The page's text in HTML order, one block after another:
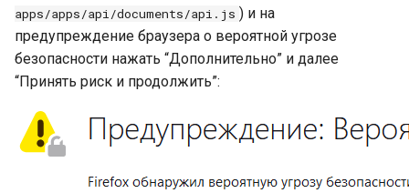
apps/apps/api/documents/api.js ) и на
предупреждение браузера о вероятной угрозе
безопасности нажать “Дополнительно” и далее
“Принять риск и продолжить”: